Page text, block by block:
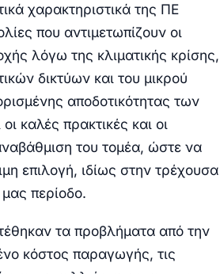
χαρακτηριστικά της ΠΕ
που αντιμετωπίζουν οι
λόγω της κλιματικής κρίσης,
δικτύων και του μικρού
αποδοτικότητας των
καλές πρακτικές και οι
του τομέα, ώστε να
επιλογή, ιδίως στην τρέχουσα
μας περίοδο.
τα προβλήματα από την
κόστος παραγωγής, τις